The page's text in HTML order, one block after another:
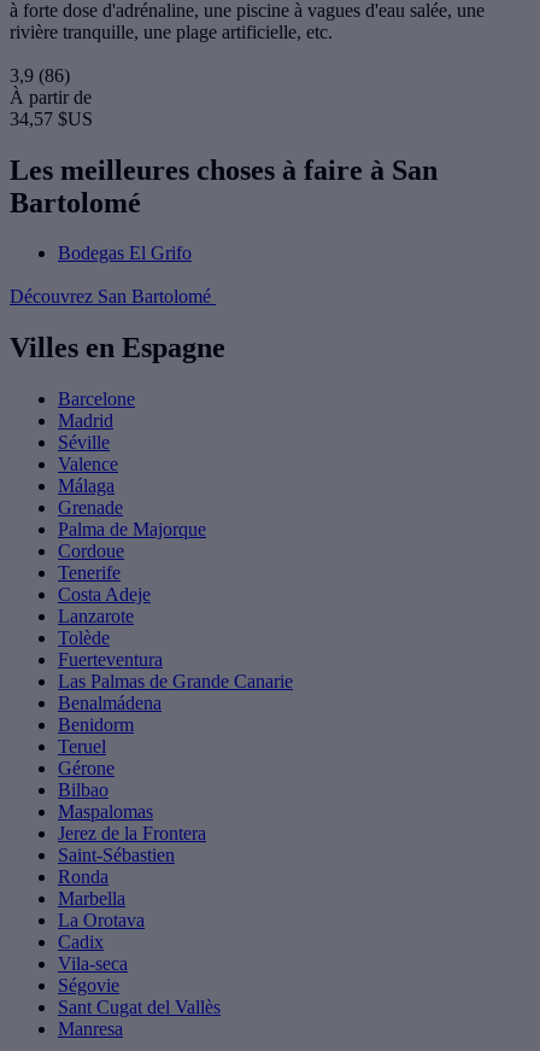
à forte dose d'adrénaline, une piscine à vagues d'eau salée, une
rivière tranquille, une plage artificielle, etc.
3,9 (86)
À partir de
34,57 $US
Les meilleures choses à faire à San
Bartolomé
Bodegas El Grifo
Découvrez San Bartolomé
Villes en Espagne
Barcelone
Madrid
Séville
Valence
Málaga
Grenade
Palma de Majorque
Cordoue
Tenerife
Costa Adeje
Lanzarote
Tolède
Fuerteventura
Las Palmas de Grande Canarie
Benalmádena
Benidorm
Teruel
Gérone
Bilbao
Maspalomas
Jerez de la Frontera
Saint-Sébastien
Ronda
Marbella
La Orotava
Cadix
Vila-seca
Ségovie
Sant Cugat del Vallès
Manresa